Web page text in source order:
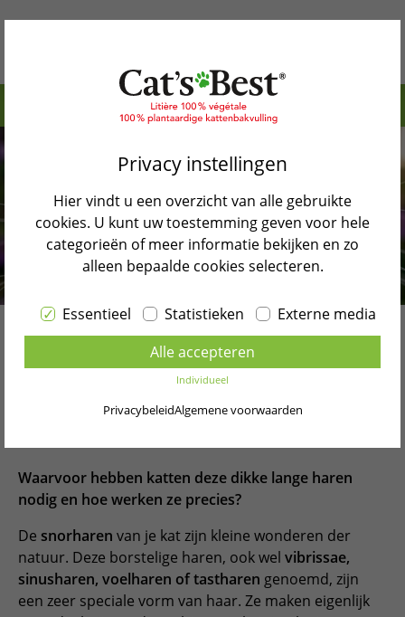
Waarom Cat’s Best
Onze producten
Katten Blog
Verkooppunten
Selecteer taal
ENGLISH
PORTUGUÊS
FRANÇAIS
ITALIANO
POLSKI
De snorharen van de kat
Weet jij hoeveel snorharen je kat heeft en waar ze
Waarvoor hebben katten deze dikke lange haren
nodig en hoe werken ze precies?
De snorharen van je kat zijn kleine wonderen der
natuur. Deze borstelige haren, ook wel vibrissae,
sinusharen, voelharen of tastharen genoemd, zijn
een zeer speciale vorm van haar. Ze maken eigenlijk
Waar hebben katten snorharen?
Wanneer katten hun snorharen verliezen
Moet je de snorharen van je kat knippen?
Terug naar blog overzicht
Privacy instellingen
Hier vindt u een overzicht van alle gebruikte
cookies. U kunt uw toestemming geven voor hele
categorieën of meer informatie bekijken en zo
alleen bepaalde cookies selecteren.
Essentieel Statistieken
Externe media
Alle accepteren
Individueel
PrivacybeleidAlgemene voorwaarden